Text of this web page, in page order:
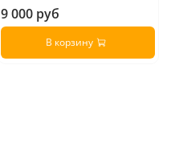
9 000 руб
В корзину